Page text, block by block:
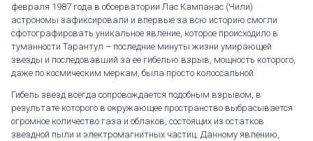
февраля 1987 года в обсерватории Лас Кампанас (Чили)
астрономы зафиксировали и впервые за всю историю смогли
сфотографировать уникальное явление, которое происходило в
туманности Тарантул – последние минуты жизни умирающей
звезды и последовавший за ее гибелью взрыв, мощность которого,
даже по космическим меркам, была просто колоссальной.
Гибель звезд всегда сопровождается подобным взрывом, в
результате которого в окружающее пространство выбрасывается
огромное количество газа и облаков, состоящих из остатков
звездной пыли и электромагнитных частиц. Данному явлению,